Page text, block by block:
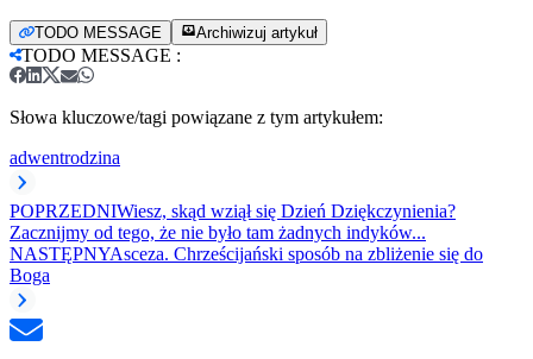
TODO MESSAGE Archiwizuj artykuł
TODO MESSAGE :
Słowa kluczowe/tagi powiązane z tym artykułem:
adwentrodzina
POPRZEDNIWiesz, skąd wziął się Dzień Dziękczynienia?
Zacznijmy od tego, że nie było tam żadnych indyków...
NASTĘPNYAsceza. Chrześcijański sposób na zbliżenie się do
Boga